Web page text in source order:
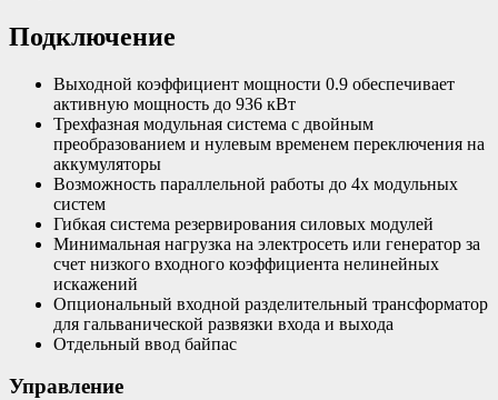
Подключение
Выходной коэффициент мощности 0.9 обеспечивает
активную мощность до 936 кВт
Трехфазная модульная система с двойным
преобразованием и нулевым временем переключения на
аккумуляторы
Возможность параллельной работы до 4х модульных
систем
Гибкая система резервирования силовых модулей
Минимальная нагрузка на электросеть или генератор за
счет низкого входного коэффициента нелинейных
искажений
Опциональный входной разделительный трансформатор
для гальванической развязки входа и выхода
Отдельный ввод байпас
Управление